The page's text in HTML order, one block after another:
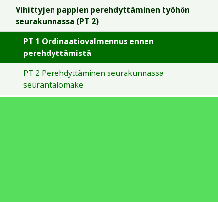
Vihittyjen pappien perehdyttäminen työhön
seurakunnassa (PT 2)
PT 1 Ordinaatiovalmennus ennen
perehdyttämistä
PT 2 Perehdyttäminen seurakunnassa
seurantalomake